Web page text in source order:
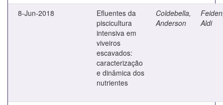
8-Jun-2018
Efluentes da
piscicultura
intensiva em
viveiros
escavados:
caracterização
e dinâmica dos
nutrientes
Coldebella,
Anderson
Aldi